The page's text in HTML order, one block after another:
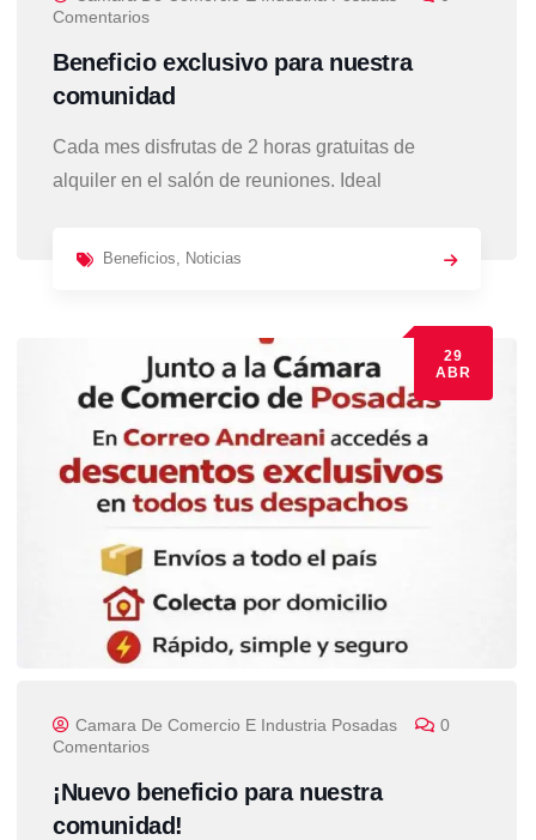
Comentarios
Beneficio exclusivo para nuestra
comunidad
Cada mes disfrutas de 2 horas gratuitas de
alquiler en el salón de reuniones. Ideal
Beneficios Noticias
29
ABR
Camara De Comercio E Industria Posadas
0
Comentarios
¡Nuevo beneficio para nuestra
comunidad!